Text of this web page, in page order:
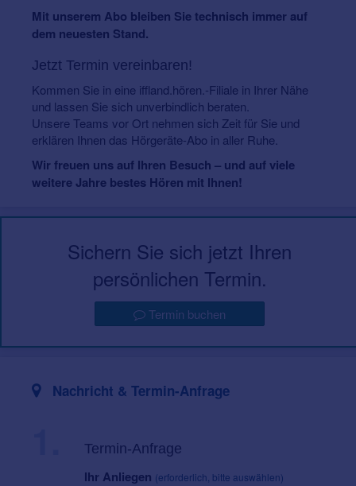
Mit unserem Abo bleiben Sie technisch immer auf
dem neuesten Stand.
Jetzt Termin vereinbaren!
Kommen Sie in eine iffland.hören.-Filiale in Ihrer Nähe
und lassen Sie sich unverbindlich beraten.
Unsere Teams vor Ort nehmen sich Zeit für Sie und
erklären Ihnen das Hörgeräte-Abo in aller Ruhe.
Wir freuen uns auf Ihren Besuch – und auf viele
weitere Jahre bestes Hören mit Ihnen!
Sichern Sie sich jetzt Ihren
persönlichen Termin.
Termin buchen
Nachricht & Termin-Anfrage
Termin-Anfrage
Ihr Anliegen (erforderlich, bitte auswählen)